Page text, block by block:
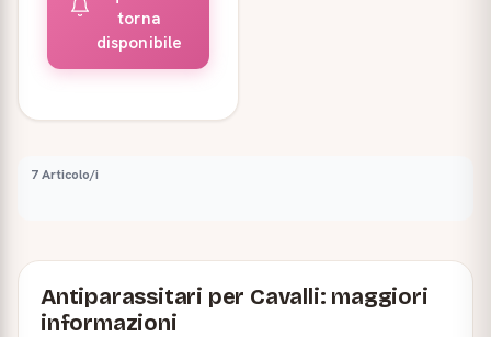
torna
disponibile
7 Articolo/i
Antiparassitari per Cavalli: maggiori
informazioni